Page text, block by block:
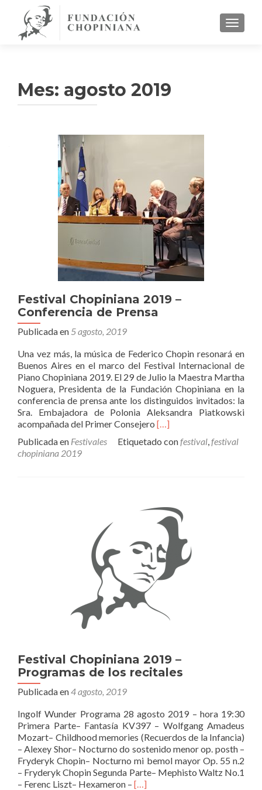
Mes: agosto 2019
Festival Chopiniana 2019 –
Conferencia de Prensa
Publicada en 5 agosto, 2019
Una vez más, la música de Federico Chopin resonará en
Buenos Aires en el marco del Festival Internacional de
Piano Chopiniana 2019. El 29 de Julio la Maestra Martha
Noguera, Presidenta de la Fundación Chopiniana en la
conferencia de prensa ante los distinguidos invitados: la
Sra. Embajadora de Polonia Aleksandra Piatkowski
acompañada del Primer Consejero Leer
Chopiniana
Prensa
[…]
Publicada en Festivales Etiquetado confestival,festival
chopiniana 2019
Festival Chopiniana 2019 –
Programas de los recitales
Publicada en4 agosto, 2019
Ingolf Wunder Programa 28 agosto 2019 – hora 19:30
Primera Parte– Fantasía KV397 – Wolfgang Amadeus
Mozart– Childhood memories (Recuerdos de la Infancia)
– Alexey Shor– Nocturno do sostenido menor op. posth –
Fryderyk Chopin– Nocturno mi bemol mayor Op. 55 n.2
– Fryderyk Chopin Segunda Parte– Mephisto Waltz No.1
– Ferenc Liszt– Hexameron – Leer
[…]